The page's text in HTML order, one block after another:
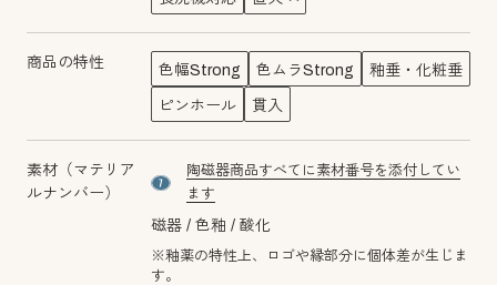
商品の特性 色幅Strong 色ムラStrong 釉垂・化粧垂
ピンホール 貫入
素材（マテリア
ルナンバー）
material number7
陶磁器商品すべてに素材番号を添付してい
ます
磁器 色釉 酸化
※釉薬の特性上、ロゴや縁部分に個体差が生じま
す。